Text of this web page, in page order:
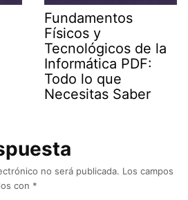
Fundamentos
Físicos y
Tecnológicos de la
Informática PDF:
Todo lo que
Necesitas Saber
no será publicada. Los campos
con *